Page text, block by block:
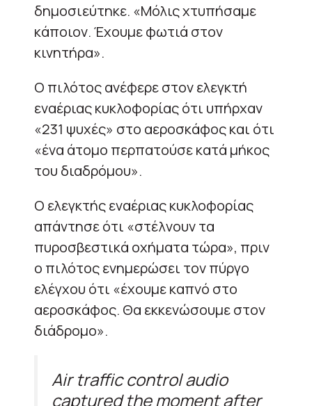
δημοσιεύτηκε. «Μόλις χτυπήσαμε
κάποιον. Έχουμε φωτιά στον
κινητήρα».
Ο πιλότος ανέφερε στον ελεγκτή
εναέριας κυκλοφορίας ότι υπήρχαν
«231 ψυχές» στο αεροσκάφος και ότι
«ένα άτομο περπατούσε κατά μήκος
του διαδρόμου».
Ο ελεγκτής εναέριας κυκλοφορίας
απάντησε ότι «στέλνουν τα
πυροσβεστικά οχήματα τώρα», πριν
ο πιλότος ενημερώσει τον πύργο
ελέγχου ότι «έχουμε καπνό στο
αεροσκάφος. Θα εκκενώσουμε στον
διάδρομο».
Air traffic control audio
captured the moment after